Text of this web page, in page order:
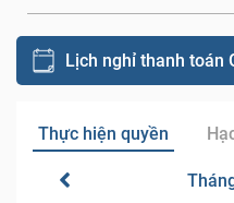
Lịch nghỉ thanh toán
Thực hiện quyền